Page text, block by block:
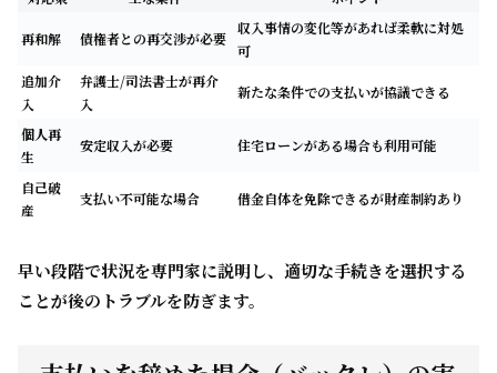
再和解 債権者との再交渉が必要
収入事情の変化等があれば柔軟に対処
可
追加介
入
弁護士/司法書士が再介
入
新たな条件での支払いが協議できる
個人再
生
安定収入が必要 住宅ローンがある場合も利用可能
自己破
産
支払い不可能な場合 借金自体を免除できるが財産制約あり
早い段階で状況を専門家に説明し、適切な手続きを選択する
ことが後のトラブルを防ぎます。